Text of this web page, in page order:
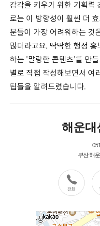
감각을 키우기 위한 기획력
로는 이 방향성이 훨씬 더
분들이 가장 어려워하는 것
많더라고요. 딱딱한 행정
하는 '말랑한 콘텐츠'를 만
별로 직접 작성해보면서 여
팁들을 알려드렸습니다.